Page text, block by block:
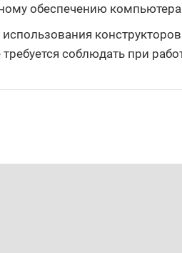
обеспечению
использования
соблюдать при